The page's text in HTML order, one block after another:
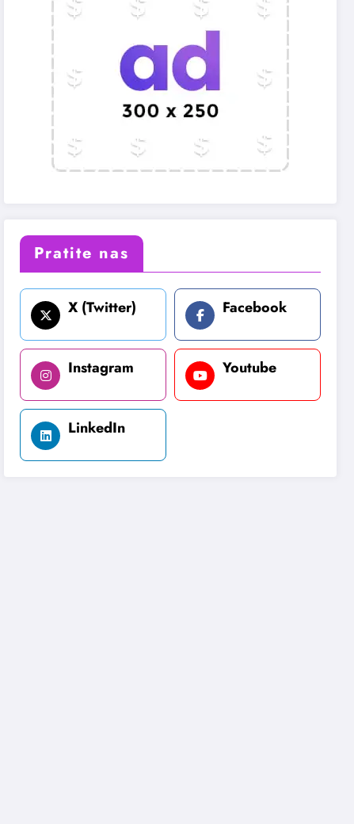
Pratite nas
X (Twitter) Facebook
Instagram Youtube
LinkedIn